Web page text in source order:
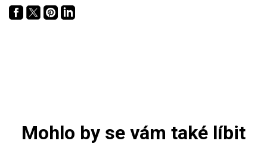
Mohlo by se vám také líbit